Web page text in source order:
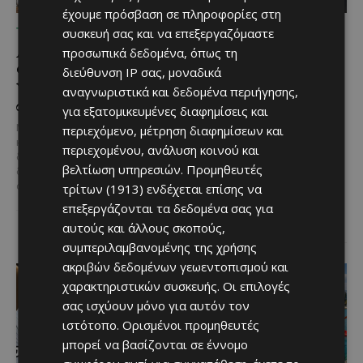
ΤΙ ΔΕΝ Μ ΑΡΈΣΕΙ
Απαράδεκτες εικόνες στο
Φράγμα Κλήρου:
Ψάρεψαν και άφησαν τα
σκουπίδια τους πίσω
Μια εικόνα που σίγουρα δεν τιμά
κανέναν ανέδειξε μέσα από το
διαδίκτυο χρήστης,
δημοσιεύοντας φωτογραφίες
από το Φράγμα...
ΠΟΥ ΝΑ ΠΑΣ
Βραδιά κάτω από τις
Περσείδες: Φωτογραφική
εξόρμηση στη Λάρνακα
για το εντυπωσιακό
φαινόμενο του Αυγούστου
Μια ξεχωριστή βραδιά κάτω
από τον έναστρο ουρανό
ετοιμάζει ο Φωτογραφικός
Όμιλος Λάρνακας,
προσκαλώντας φίλους της
φωτογραφίας και...
έχουμε πρόσβαση σε πληροφορίες στη
συσκευή σας και να επεξεργαζόμαστε
προσωπικά δεδομένα, όπως τη
διεύθυνση IP σας, μοναδικά
αναγνωριστικά και δεδομένα περιήγησης,
για εξατομικευμένες διαφημίσεις και
περιεχόμενο, μέτρηση διαφημίσεων και
περιεχομένου, ανάλυση κοινού και
βελτίωση υπηρεσιών. Προμηθευτές
τρίτων (1913) ενδέχεται επίσης να
επεξεργάζονται τα δεδομένα σας για
αυτούς και άλλους σκοπούς,
συμπεριλαμβανομένης της χρήσης
ακριβών δεδομένων γεωεντοπισμού και
χαρακτηριστικών συσκευής. Οι επιλογές
σας ισχύουν μόνο για αυτόν τον
ιστότοπο. Ορισμένοι προμηθευτές
μπορεί να βασίζονται σε έννομο